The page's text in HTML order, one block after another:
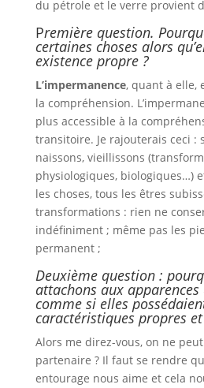
du pétrole et le verre provient
Première question.
certaines choses alors
existence propre ?
L’impermanence, quant à elle,
la compréhension.
plus accessible à la
transitoire. Je rajouterais ceci :
naissons, vieillissons
physiologiques, biologiques…)
les choses, tous les êtres
transformations : rien ne
indéfiniment ; même pas les
permanent ;
Deuxième question :
attachons aux apparences
comme si elles
caractéristiques propres
Alors me direz-vous, on ne
partenaire ? Il faut se rendre
entourage nous aime et cela